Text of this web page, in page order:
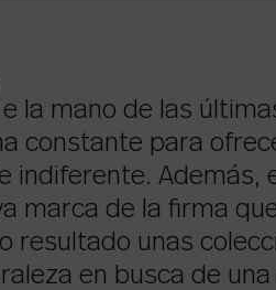
e la mano de las
constante para
indiferente.
marca de la firma
resultado unas
en busca de